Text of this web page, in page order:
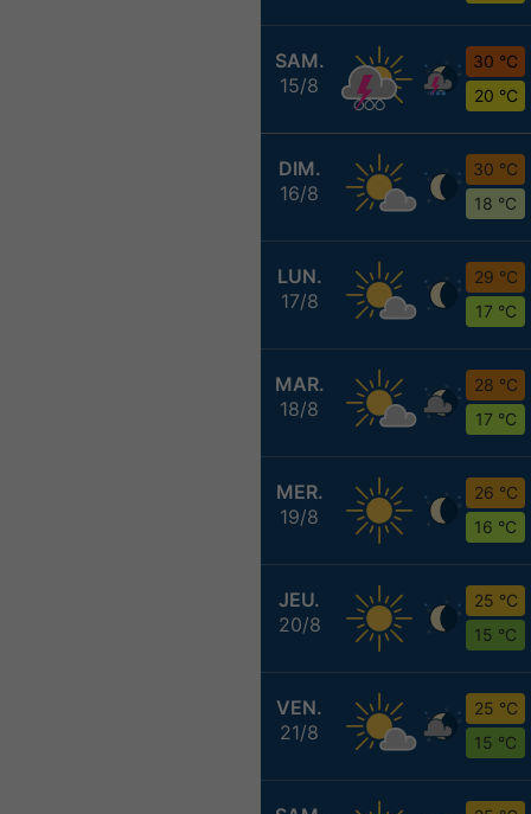
SAM.
15/8
30 °C
20 °C
DIM.
16/8
30 °C
18 °C
LUN.
17/8
29 °C
17 °C
MAR.
18/8
28 °C
17 °C
MER.
19/8
26 °C
16 °C
JEU.
20/8
25 °C
15 °C
VEN.
21/8
25 °C
15 °C